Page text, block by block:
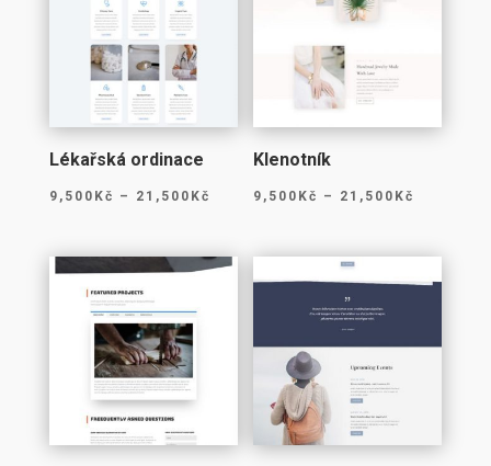
Lékařská ordinace
9,500 Kč – 21,500 Kč Rozpětí
Klenotník
9,500 Kč – 21,500 Kč
až